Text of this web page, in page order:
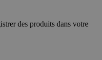
des produits dans votre